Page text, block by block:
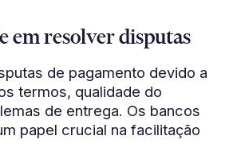
em resolver disputas
de pagamento devido a
termos, qualidade do
de entrega. Os bancos
papel crucial na facilitação